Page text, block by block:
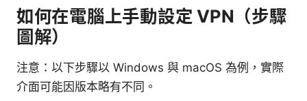
如何在電腦上手動設定 VPN（步驟
圖解）
注意：以下步驟以 Windows 與 macOS 為例，實際
介面可能因版本略有不同。